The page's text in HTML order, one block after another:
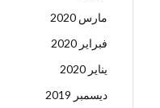
مارس 2020
فبراير 2020
يناير 2020
ديسمبر 2019